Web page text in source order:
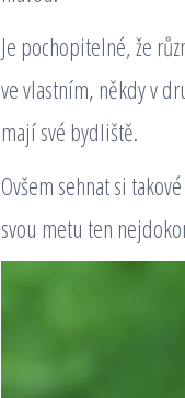
Je pochopitelné, že
ve vlastním, někdy v
mají své bydliště.
Ovšem sehnat si
svou metu ten